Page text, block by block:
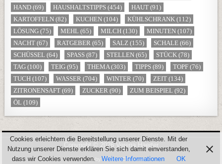
HAND (69) HAUSHALTSTIPPS (454) HAUT (91)
KARTOFFELN (82) KUCHEN (104) KÜHLSCHRANK (112)
LÖSUNG (75) MEHL (65) MILCH (130) MINUTEN (107)
NACHT (67) RATGEBER (65) SALZ (155) SCHALE (66)
SCHÜSSEL (64) SPASS (87) STELLEN (65) STÜCK (78)
TAG (100) TEIG (95) THEMA(303) TIPPS (89) TOPF (76)
TUCH (107) WASSER (704) WINTER (70) ZEIT (134)
ZITRONENSAFT (69) ZUCKER (90) ZUM BEISPIEL (92)
ÖL (109)
Copyright © 2026 Verena Haerter
Design by ThemesDNA.com
Cookies erleichtern die Bereitstellung unserer Dienste. Mit der
Nutzung unserer Dienste erklären Sie sich damit einverstanden,
dass wir Cookies verwenden.
Weitere Informationen OK